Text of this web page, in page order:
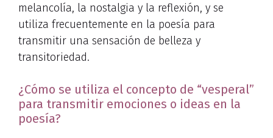
melancolía, la nostalgia y la reflexión, y se
utiliza frecuentemente en la poesía para
transmitir una sensación de belleza y
transitoriedad.
¿Cómo se utiliza el concepto de “vesperal”
para transmitir emociones o ideas en la
poesía?